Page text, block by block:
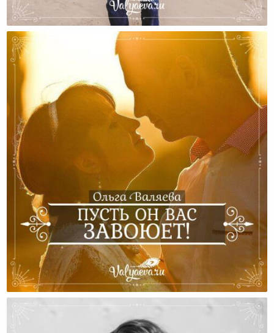
Какие Потребности Есть У Ребенка?
Пусть Он Вас Завоюет!